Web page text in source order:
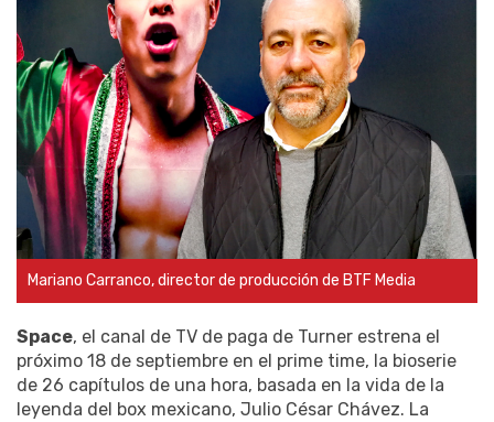
Mariano Carranco, director de producción de BTF Media
Space, el canal de TV de paga de Turner estrena el
próximo 18 de septiembre en el prime time, la bioserie
de 26 capítulos de una hora, basada en la vida de la
leyenda del box mexicano, Julio César Chávez. La